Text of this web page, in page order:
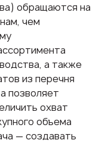
обращаются на
чем
а также
из перечня
позволяет
охват
объема
— создавать